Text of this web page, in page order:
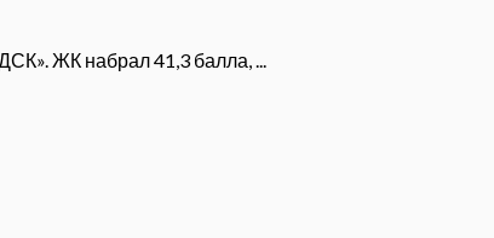
ЖК набрал 41,3 балла, ...